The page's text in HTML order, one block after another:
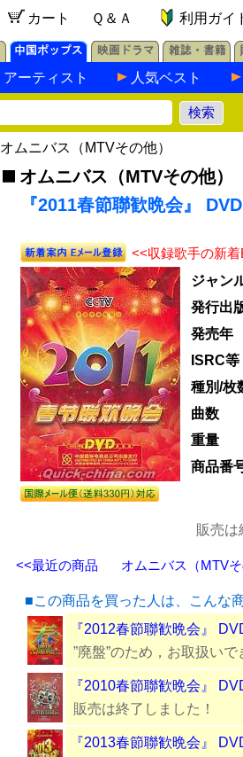
カート Ｑ＆Ａ 利用ガイ
アーティスト 人気ベスト
オムニバス（MTVその他）
オムニバス（MTVその他）
『2011春節聯歓晩会』
<<収録歌手の新着
ジャン
発行出
発売年
ISRC等
種別/枚
曲数
重量
商品番
販売は
<<最近の商品 オムニバス（MTV
■この商品を買った人は、こんな
『2012春節聯歓晩会』
”廃盤”のため，お取扱いで
『2010春節聯歓晩会』
販売は終了しました！
『2013春節聯歓晩会』